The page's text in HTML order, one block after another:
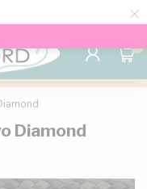
×
150 €
0
Diamond